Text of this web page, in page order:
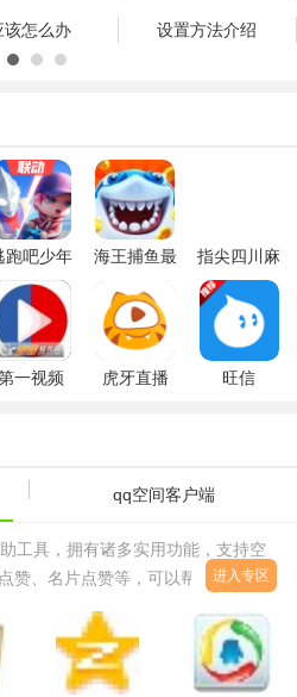
该怎么办 设置方法介绍
适合哪个队玩法教程
的兵种
直播背景音乐添加操
作流程介绍
打赏功能是
空间打赏功
详细介绍
QQ空间怎么发视频
说说 QQ空间发视频
说说操作流程介绍
半年关键词 登空间领福利
此刻是金是
事 QQ空间此
含金量是什么
意思
跑吧少年
游版最新
版
海王捕鱼最
新版官方正
版
指尖四川麻
将app最新
版
一视频
虎牙直播
旺信
qq空间客户端
工具，拥有诸多实用功能，支持空
赞、名片点赞等，可以帮助用户快速
载使用吧！
进入专区